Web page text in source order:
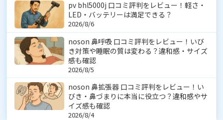
pv bhl5000j 口コミ評判をレビュー！軽さ・
LED・バッテリーは満足できる？
2026/8/6
noson 鼻呼吸 口コミ評判をレビュー！いび
き対策や睡眠の質は変わる？違和感・サイズ
感も確認
2026/8/5
noson 鼻拡張器 口コミ評判をレビュー！い
びき・鼻づまりに本当に役立つ？違和感やサ
イズ感も確認
2026/8/4